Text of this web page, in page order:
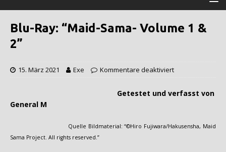
Blu-Ray: “Maid-Sama- Volume 1 &
2”
15. März 2021 Exe Kommentare deaktiviert
Getestet und verfasst von
General M
Quelle Bildmaterial: “©Hiro Fujiwara/Hakusensha, Maid
Sama Project. All rights reserved.”